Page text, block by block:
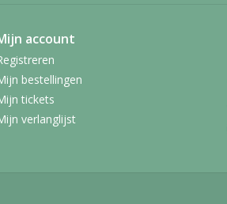
account
bestellingen
tickets
verlanglijst